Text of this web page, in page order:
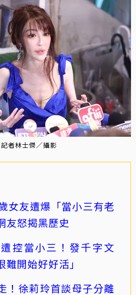
者林士傑／攝影
女友遭爆「當小三有老
友怒揭黑歷史
控當小三！發千字文
難開始好好活」
！徐莉玲首談母子分離